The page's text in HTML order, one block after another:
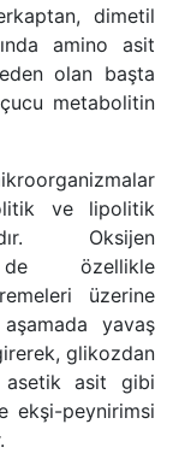
dimetil
amino asit
olan başta
metabolitin
ve lipolitik
Oksijen
de özellikle
üzerine
yavaş
glikozdan
asetik asit gibi
ekşi-peynirimsi